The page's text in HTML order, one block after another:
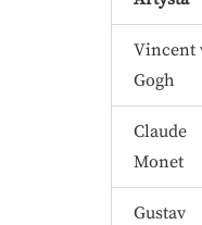
Vincent
Gogh
Claude
Monet
Gustav